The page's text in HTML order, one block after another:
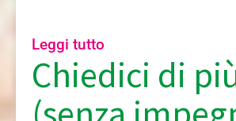
Leggi tutto
Chiedici di